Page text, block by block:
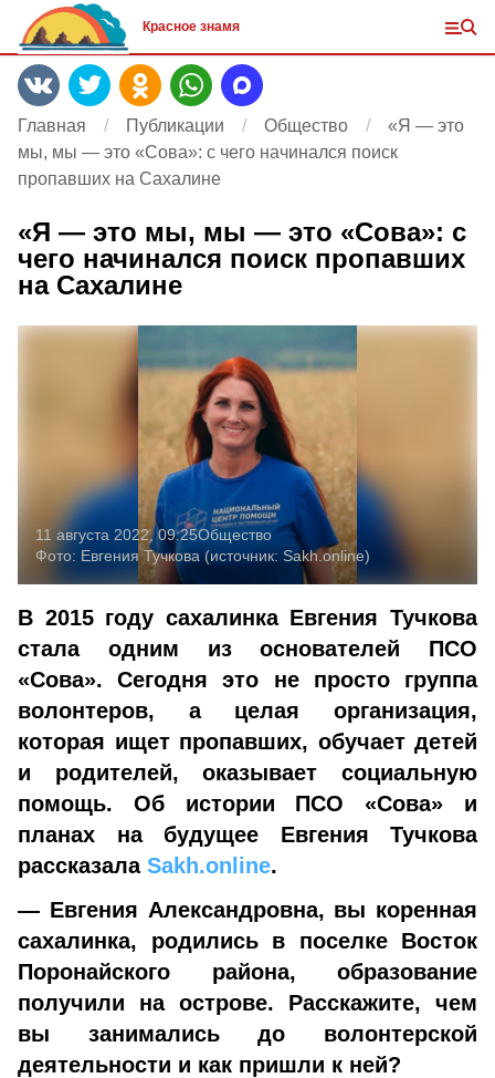
Красное знамя
Главная Публикации Общество
«Я — это
мы, мы — это «Сова»: с чего начинался поиск
пропавших на Сахалине
«Я — это мы, мы — это «Сова»: с
чего начинался поиск пропавших
на Сахалине
11 августа 2022, 09:25Общество
Фото: Евгения Тучкова (источник: Sakh.online)
В 2015 году сахалинка Евгения Тучкова
стала одним из основателей ПСО
«Сова». Сегодня это не просто группа
волонтеров, а целая организация,
которая ищет пропавших, обучает детей
и родителей, оказывает социальную
помощь. Об истории ПСО «Сова» и
планах на будущее Евгения Тучкова
рассказала Sakh.online.
— Евгения Александровна, вы коренная
сахалинка, родились в поселке Восток
Поронайского района, образование
получили на острове.
Расскажите, чем
вы занимались до волонтерской
деятельности и как пришли к ней?